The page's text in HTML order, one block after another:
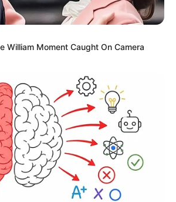
William Moment Caught On Camera